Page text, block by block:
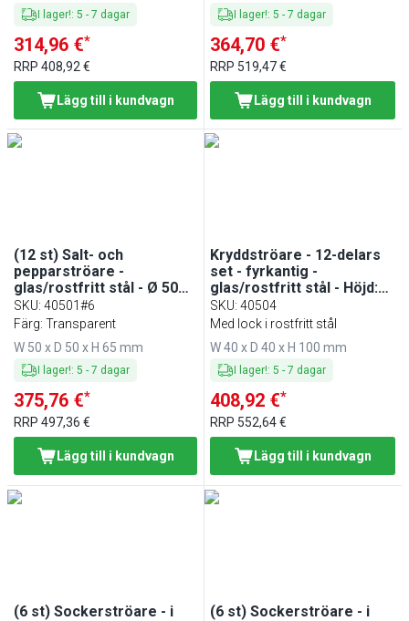
I lager!: 5 - 7 dagar
314,96 €*
RRP 408,92 €
Lägg till i kundvagn
I lager!:5 -7 dagar
364,70 €*
RRP 519,47 €
Lägg till i kundvagn
(12 st) Salt- och
pepparströare -
glas/rostfritt stål - Ø 50
mm - Höjd: 65 mm -
klarglas
SKU: 40501#6
Färg: Transparent
W 50 x D 50 x H 65 mm
I lager!: 5 - 7 dagar
375,76 €*
RRP 497,36 €
Lägg till i kundvagn
Kryddströare - 12-delars
set - fyrkantig -
glas/rostfritt stål - Höjd:
100 mm
SKU:40504
Med lock i rostfritt stål
W 40 x D 40 x H 100 mm
I lager!:5 -7 dagar
408,92 €*
RRP 552,64 €
Lägg till i kundvagn
(6 st) Sockerströare - i
(6 st) Sockerströare - i